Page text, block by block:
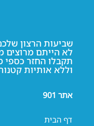
שביעות הרצון
לא הייתם מרוצים
תקבלו החזר כספי
וללא אותיות
אתר 901
דף הבית